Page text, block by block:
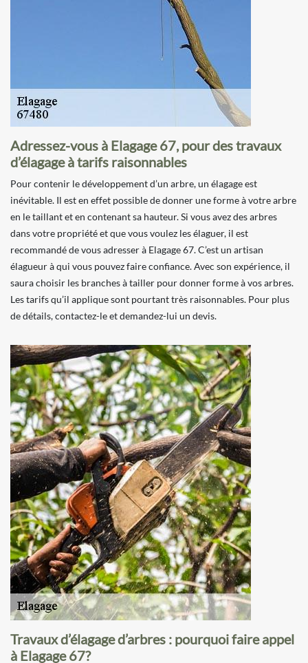
Adressez-vous à Elagage 67, pour des travaux
d’élagage à tarifs raisonnables
Pour contenir le développement d’un arbre, un élagage est
inévitable. Il est en effet possible de donner une forme à votre arbre
en le taillant et en contenant sa hauteur. Si vous avez des arbres
dans votre propriété et que vous voulez les élaguer, il est
recommandé de vous adresser à Elagage 67. C’est un artisan
élagueur à qui vous pouvez faire confiance. Avec son expérience, il
saura choisir les branches à tailler pour donner forme à vos arbres.
Les tarifs qu’il applique sont pourtant très raisonnables. Pour plus
de détails, contactez-le et demandez-lui un devis.
Travaux d’élagage d’arbres : pourquoi faire appel
à Elagage 67?